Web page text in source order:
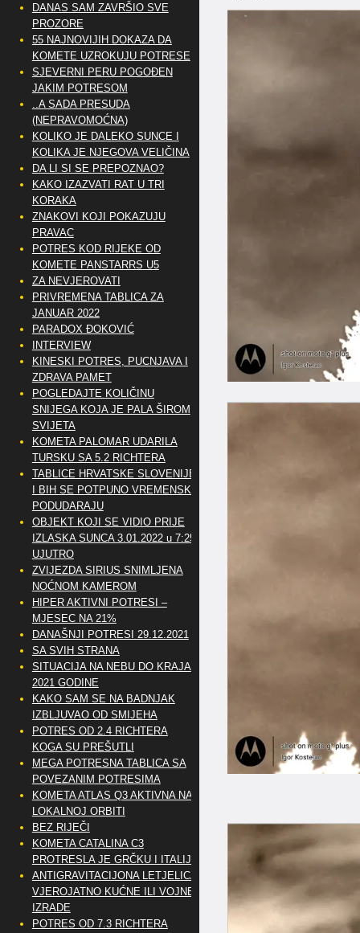
DANAS SAM ZAVRŠIO SVE
PROZORE
55 NAJNOVIJIH DOKAZA DA
KOMETE UZROKUJU POTRESE
SJEVERNI PERU POGOĐEN
JAKIM POTRESOM
..A SADA PRESUDA
(NEPRAVOMOĆNA)
KOLIKO JE DALEKO SUNCE I
KOLIKA JE NJEGOVA VELIČINA
DA LI SI SE PREPOZNAO?
KAKO IZAZVATI RAT U TRI
KORAKA
ZNAKOVI KOJI POKAZUJU
PRAVAC
POTRES KOD RIJEKE OD
KOMETE PANSTARRS U5
ZA NEVJEROVATI
PRIVREMENA TABLICA ZA
JANUAR 2022
PARADOX ĐOKOVIĆ
INTERVIEW
KINESKI POTRES, PUCNJAVA I
ZDRAVA PAMET
POGLEDAJTE KOLIČINU
SNIJEGA KOJA JE PALA ŠIROM
SVIJETA
KOMETA PALOMAR UDARILA
TURSKU SA 5.2 RICHTERA
TABLICE HRVATSKE SLOVENIJE
I BIH SE POTPUNO VREMENSKI
PODUDARAJU
OBJEKT KOJI SE VIDIO PRIJE
IZLASKA SUNCA 3.01.2022 u 7:25
UJUTRO
ZVIJEZDA SIRIUS SNIMLJENA
NOĆNOM KAMEROM
HIPER AKTIVNI POTRESI –
MJESEC NA 21%
DANAŠNJI POTRESI 29.12.2021
SA SVIH STRANA
SITUACIJA NA NEBU DO KRAJA
2021 GODINE
KAKO SAM SE NA BADNJAK
IZBLJUVAO OD SMIJEHA
POTRES OD 2.4 RICHTERA
KOGA SU PREŠUTLI
MEGA POTRESNA TABLICA SA
POVEZANIM POTRESIMA
KOMETA ATLAS Q3 AKTIVNA NA
LOKALNOJ ORBITI
BEZ RIJEČI
KOMETA CATALINA C3
PROTRESLA JE GRČKU I ITALIJU
ANTIGRAVITACIJONA LETJELICA
VJEROJATNO KUĆNE ILI VOJNE
IZRADE
POTRES OD 7.3 RICHTERA